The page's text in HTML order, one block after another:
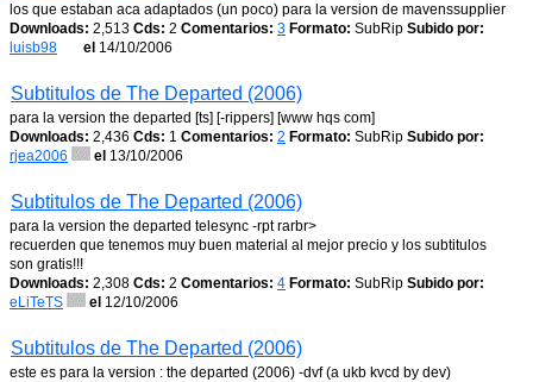
los que estaban aca adaptados (un poco) para la version de mavenssupplier
Downloads: 2,513 Cds: 2 Comentarios: 3 Formato: SubRip Subido por:
luisb98
el 14/10/2006
Subtitulos de The Departed (2006)
para la version the departed [ts] [-rippers] [www hqs com]
Downloads: 2,436 Cds: 1 Comentarios: 2 Formato: SubRip Subido por:
rjea2006
el 13/10/2006
Subtitulos de The Departed (2006)
para la version the departed telesync -rpt rarbr>
recuerden que tenemos muy buen material al mejor precio y los subtitulos
son gratis!!!
Downloads: 2,308 Cds: 2 Comentarios: 4 Formato: SubRip Subido por:
eLiTeTS
el 12/10/2006
Subtitulos de The Departed (2006)
este es para la version : the departed (2006) -dvf (a ukb kvcd by dev)